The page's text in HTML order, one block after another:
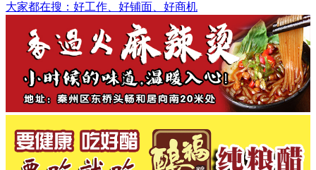
大家都在搜：好工作、好铺面、好商机